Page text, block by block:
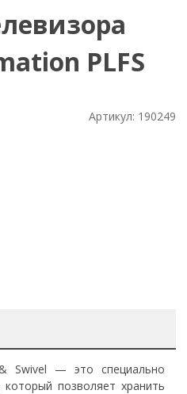
PLFS
Артикул: 190249
Swivel — это специально
позволяет хранить